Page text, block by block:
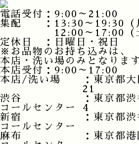
電話受付： 9:00～21:00
集配 ：
13:30～19:30（
12:00～17:00（
定休日 ：
日曜日・祝日
※お品物のお持ち込みは、
本店・洗い場のみとなります
本店受付：9:00～17:00
本店/洗い場
：東京都
21
渋谷
コールセンター
：東京都
4
新宿
コールセンター
：東京都
麻布
：東京都